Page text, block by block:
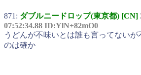
871: ダブルニードロップ(東京都) [CN]
07:52:34.88 ID:YlN+82mO0
うどんが不味いとは誰も言ってない
のは確か